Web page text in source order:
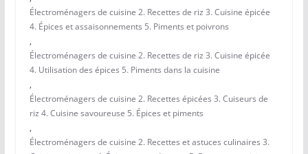
Électroménagers de cuisine 2. Recettes de riz 3. Cuisine épicée
4. Épices et assaisonnements 5. Piments et poivrons
,
Électroménagers de cuisine 2. Recettes de riz 3. Cuisine épicée
4. Utilisation des épices 5. Piments dans la cuisine
,
Électroménagers de cuisine 2. Recettes épicées 3. Cuiseurs de
riz 4. Cuisine savoureuse 5. Épices et piments
,
Électroménagers de cuisine 2. Recettes et astuces culinaires 3.